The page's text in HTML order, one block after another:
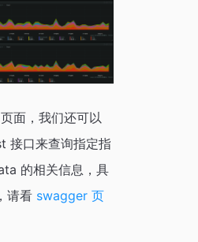
面，我们还可以
接口来查询指定指
的相关信息，具
请看 swagger 页